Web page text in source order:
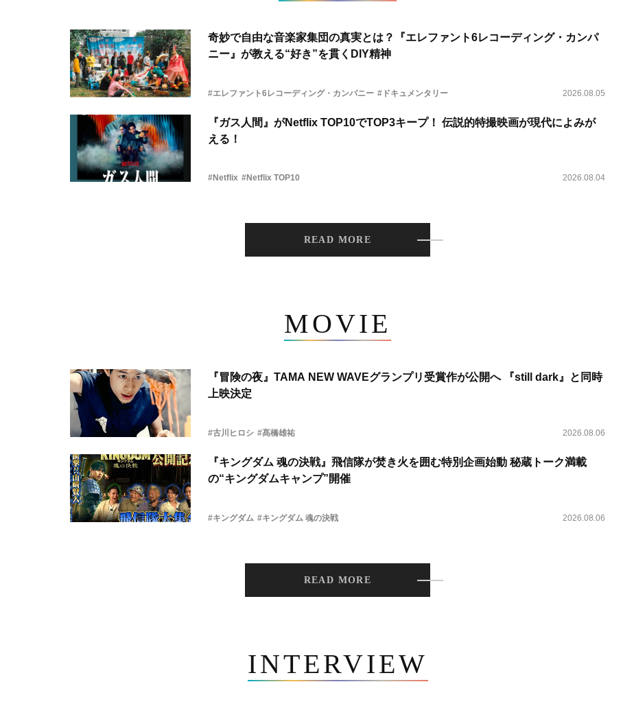
奇妙で自由な音楽家集団の真実とは？『エレファント6レコーディング・カンパ
ニー』が教える“好き”を貫くDIY精神
#エレファント6レコーディング・カンパニー #ドキュメンタリー 2026.08.05
『ガス人間』がNetflix TOP10でTOP3キープ！ 伝説的特撮映画が現代によみが
える！
#Netflix #Netflix TOP10 2026.08.04
READ MORE
MOVIE
『冒険の夜』TAMA NEW WAVEグランプリ受賞作が公開へ 『still dark』と同時
上映決定
#古川ヒロシ #髙橋雄祐 2026.08.06
『キングダム 魂の決戦』飛信隊が焚き火を囲む特別企画始動 秘蔵トーク満載
の“キングダムキャンプ”開催
#キングダム #キングダム 魂の決戦 2026.08.06
READ MORE
INTERVIEW